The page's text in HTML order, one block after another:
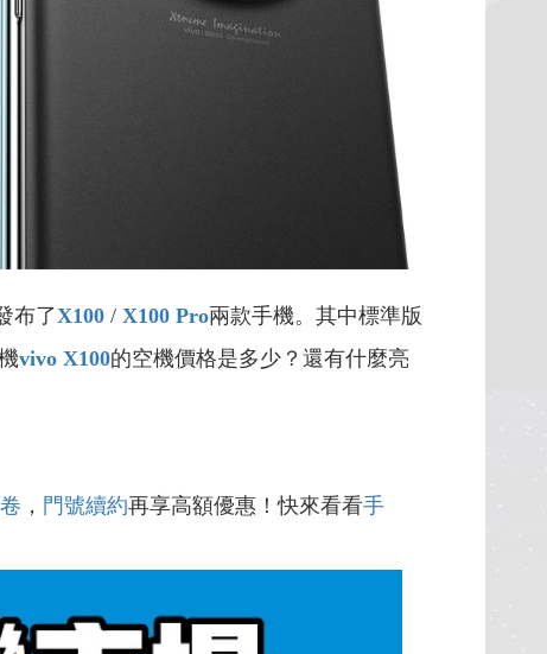
布了X100 / X100 Pro兩款手機。其中標準版
vivo X100的空機價格是多少？還有什麼亮
， 門號續約再享高額優惠！快來看看手